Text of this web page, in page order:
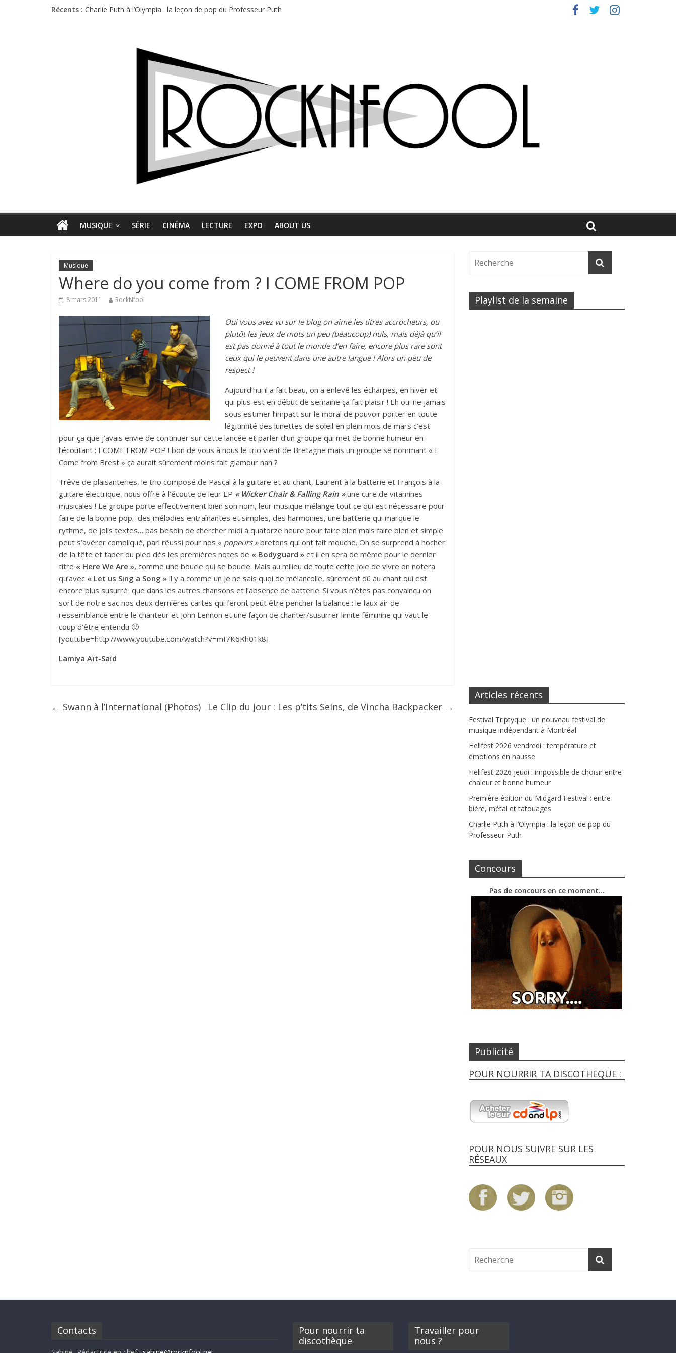
Récents : Charlie Puth à l’Olympia : la leçon de pop du Professeur Puth
Première édition du Midgard Festival : entre bière, métal et tatouages
MUSIQUE SÉRIE CINÉMA LECTURE EXPO ABOUT US
Musique
Where do you come from ? I COME FROM POP
8 mars 2011 RockNfool
Oui vous avez vu sur le blog on aime les titres accrocheurs, ou
plutôt les jeux de mots un peu (beaucoup) nuls, mais déjà qu’il
est pas donné à tout le monde d’en faire, encore plus rare sont
ceux qui le peuvent dans une autre langue ! Alors un peu de
respect !
Aujourd’hui il a fait beau, on a enlevé les écharpes, en hiver et
qui plus est en début de semaine ça fait plaisir ! Eh oui ne jamais
sous estimer l’impact sur le moral de pouvoir porter en toute
légitimité des lunettes de soleil en plein mois de mars c’est
pour ça que j’avais envie de continuer sur cette lancée et parler d’un groupe qui met de bonne humeur en
l’écoutant : I COME FROM POP ! bon de vous à nous le trio vient de Bretagne mais un groupe se nommant « I
Come from Brest » ça aurait sûrement moins fait glamour nan ?
Trêve de plaisanteries, le trio composé de Pascal à la guitare et au chant, Laurent à la batterie et François à la
guitare électrique, nous offre à l’écoute de leur EP « Wicker Chair & Falling Rain »une cure de vitamines
musicales ! Le groupe porte effectivement bien son nom, leur musique mélange tout ce qui est nécessaire pour
faire de la bonne pop : des mélodies entraînantes et simples, des harmonies, une batterie qui marque le
rythme, de jolis textes… pas besoin de chercher midi à quatorze heure pour faire bien mais faire bien et simple
peut s’avérer compliqué, pari réussi pour nos « popeurs »bretons qui ont fait mouche. On se surprend à hocher
de la tête et taper du pied dès les premières notes de « Bodyguard » et il en sera de même pour le dernier
titre « Here We Are », comme une boucle qui se boucle. Mais au milieu de toute cette joie de vivre on notera
qu’avec « Let us Sing a Song » il y a comme un je ne sais quoi de mélancolie, sûrement dû au chant qui est
encore plus susurré que dans les autres chansons et l’absence de batterie. Si vous n’êtes pas convaincu on
sort de notre sac nos deux dernières cartes qui feront peut être pencher la balance : le faux air de
ressemblance entre le chanteur et John Lennon et une façon de chanter/susurrer limite féminine qui vaut le
coup d’être entendu 🙂
[youtube=http://www.youtube.com/watch?v=mI7K6Kh01k8]
Lamiya Aït-Saïd
← Swann à l’International (Photos) Le Clip du jour : Les p’tits Seins, de Vincha Backpacker →
Playlist de la semaine
Articles récents
Festival Triptyque : un nouveau festival de
musique indépendant à Montréal
Hellfest 2026 vendredi : température et
émotions en hausse
Hellfest 2026 jeudi : impossible de choisir entre
chaleur et bonne humeur
Première édition du Midgard Festival : entre
bière, métal et tatouages
Charlie Puth à l’Olympia : la leçon de pop du
Professeur Puth
Concours
Pas de concours en ce moment…
Publicité
POUR NOURRIR TA DISCOTHEQUE :
POUR NOUS SUIVRE SUR LES
RÉSEAUX
Contacts
Pour nourrir ta
discothèque
Travailler pour
nous ?